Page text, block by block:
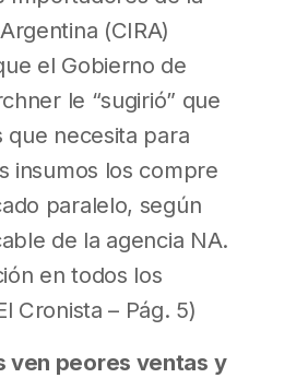
(CIRA)
el Gobierno de
le “sugirió” que
que necesita para
insumos los compre
paralelo, según
de la agencia NA.
en todos los
Cronista – Pág. 5)
ven peores ventas y